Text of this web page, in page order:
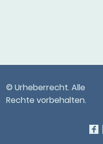
© Urheberrecht. Alle
Rechte vorbehalten.